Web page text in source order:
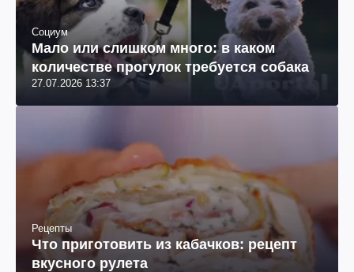
Социум
Мало или слишком много: в каком
количестве прогулок требуется собака
27.07.2026 13:37
Рецепты
Что приготовить из кабачков: рецепт
вкусного рулета